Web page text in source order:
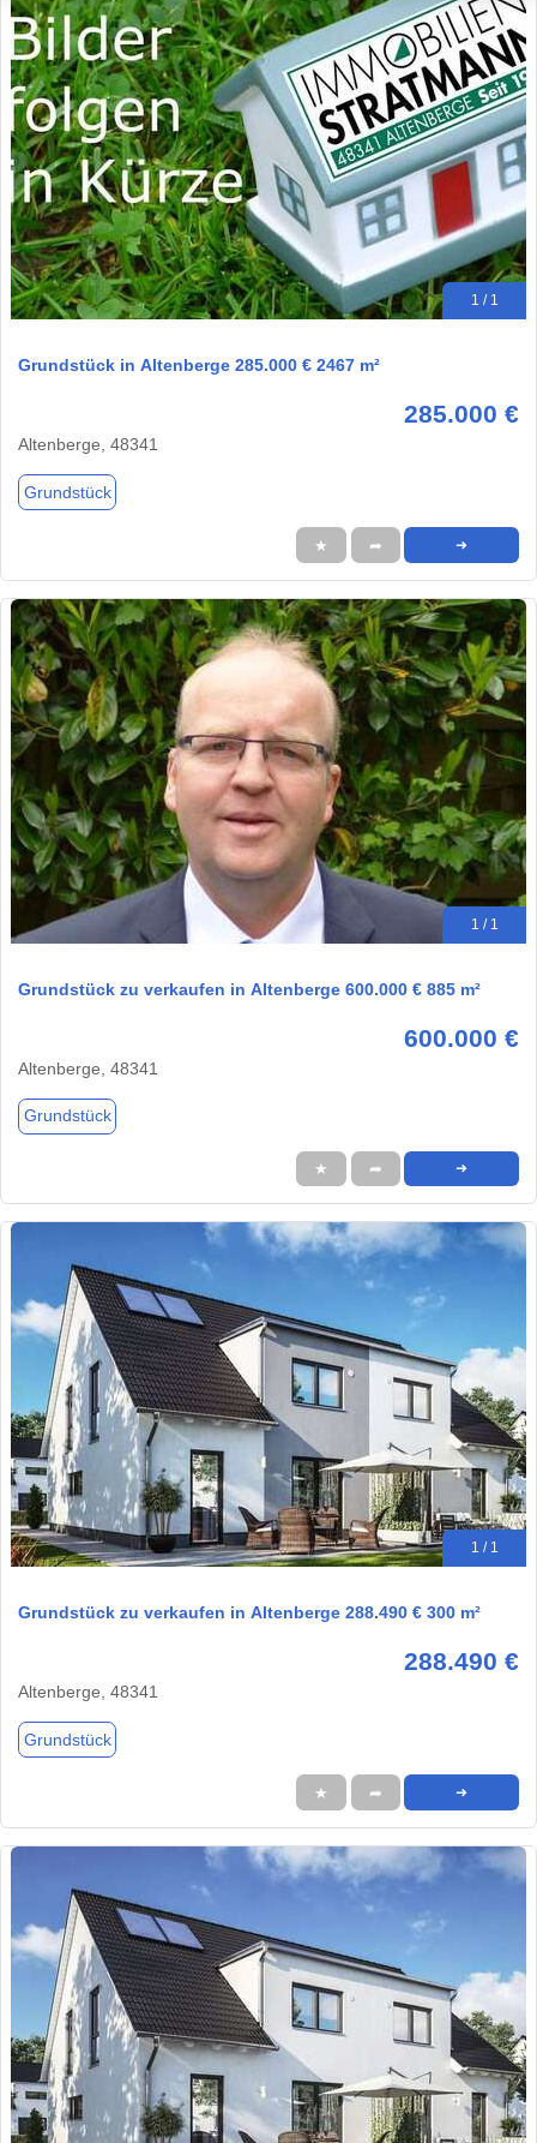
1 / 1
Grundstück in Altenberge 285.000 € 2467 m²
285.000 €
Altenberge, 48341
Grundstück
★ ➦ ➜
1 / 1
Grundstück zu verkaufen in Altenberge 600.000 € 885 m²
600.000 €
Altenberge, 48341
Grundstück
★ ➦ ➜
1 / 1
Grundstück zu verkaufen in Altenberge 288.490 € 300 m²
288.490 €
Altenberge, 48341
Grundstück
★ ➦ ➜